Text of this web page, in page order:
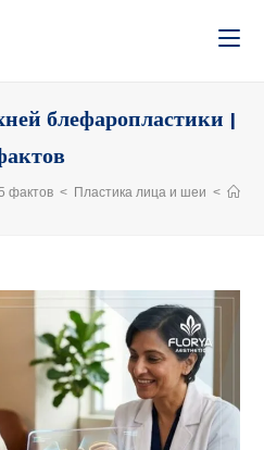
блефаропластики |
>
Пластика лица и шеи
>
фактов